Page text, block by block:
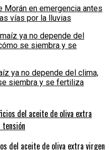
Morán en emergencia antes
vías por la lluvias
ya no depende del clima,
siembra y se fertiliza
del aceite de oliva extra virgen